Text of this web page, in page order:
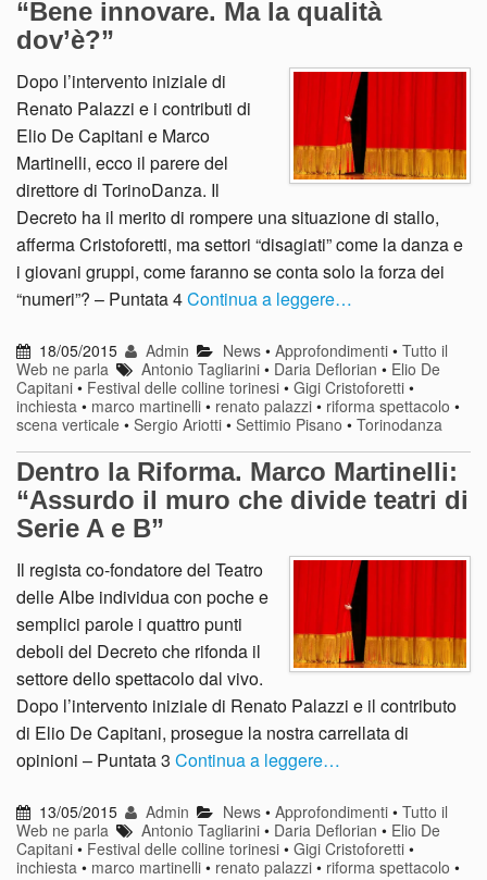
“Bene innovare. Ma la qualità
dov’è?”
Dopo l’intervento iniziale di
Renato Palazzi e i contributi di
Elio De Capitani e Marco
Martinelli, ecco il parere del
direttore di TorinoDanza. Il
Decreto ha il merito di rompere una situazione di stallo,
afferma Cristoforetti, ma settori “disagiati” come la danza e
i giovani gruppi, come faranno se conta solo la forza dei
“numeri”? – Puntata 4Continua a leggere…
18/05/2015 Admin News• Approfondimenti• Tutto il
Web ne parla
Antonio Tagliarini • Daria Deflorian • Elio De
Capitani • Festival delle colline torinesi • Gigi Cristoforetti •
inchiesta • marco martinelli • renato palazzi • riforma spettacolo •
scena verticale • Sergio Ariotti • Settimio Pisano • Torinodanza
Dentro la Riforma. Marco Martinelli:
“Assurdo il muro che divide teatri di
Serie A e B”
Il regista co-fondatore del Teatro
delle Albe individua con poche e
semplici parole i quattro punti
deboli del Decreto che rifonda il
settore dello spettacolo dal vivo.
Dopo l’intervento iniziale di Renato Palazzi e il contributo
di Elio De Capitani, prosegue la nostra carrellata di
opinioni – Puntata 3 Continua a leggere…
13/05/2015 Admin News• Approfondimenti• Tutto il
Web ne parla
Antonio Tagliarini • Daria Deflorian • Elio De
Capitani • Festival delle colline torinesi • Gigi Cristoforetti •
inchiesta • marco martinelli • renato palazzi • riforma spettacolo •